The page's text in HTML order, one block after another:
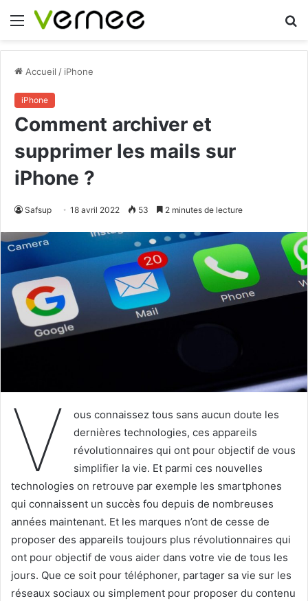
Menu
Accueil / iPhone
iPhone
Comment archiver et
supprimer les mails sur
iPhone ?
Safsup 18 avril 2022 53 2 minutes de lecture
V
ous connaissez tous sans aucun doute les
dernières technologies, ces appareils
révolutionnaires qui ont pour objectif de vous
simplifier la vie. Et parmi ces nouvelles
technologies on retrouve par exemple les smartphones
qui connaissent un succès fou depuis de nombreuses
années maintenant. Et les marques n’ont de cesse de
proposer des appareils toujours plus révolutionnaires qui
ont pour objectif de vous aider dans votre vie de tous les
jours. Que ce soit pour téléphoner, partager sa vie sur les
réseaux sociaux ou simplement pour proposer du contenu